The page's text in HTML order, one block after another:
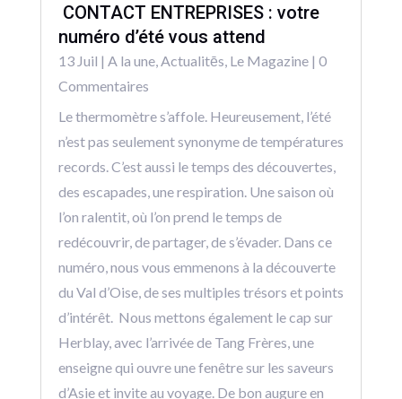
CONTACT ENTREPRISES : votre
numéro d’été vous attend
13 Juil | A la une, Actualitēs Le Magazine| 0
Commentaires
Le thermomètre s’affole. Heureusement, l’été
n’est pas seulement synonyme de températures
records. C’est aussi le temps des découvertes,
des escapades, une respiration. Une saison où
l’on ralentit, où l’on prend le temps de
redécouvrir, de partager, de s’évader. Dans ce
numéro, nous vous emmenons à la découverte
du Val d’Oise, de ses multiples trésors et points
d’intérêt. Nous mettons également le cap sur
Herblay, avec l’arrivée de Tang Frères, une
enseigne qui ouvre une fenêtre sur les saveurs
d’Asie et invite au voyage. De bon augure en